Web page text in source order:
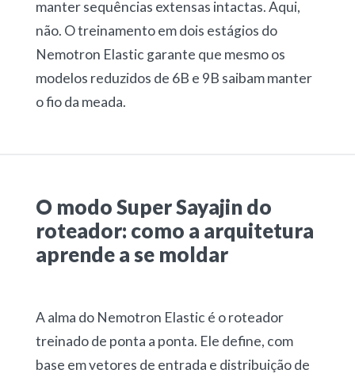
manter sequências extensas intactas. Aqui,
não. O treinamento em dois estágios do
Nemotron Elastic garante que mesmo os
modelos reduzidos de 6B e 9B saibam manter
o fio da meada.
O modo Super Sayajin do
roteador: como a arquitetura
aprende a se moldar
A alma do Nemotron Elastic é o roteador
treinado de ponta a ponta. Ele define, com
base em vetores de entrada e distribuição de